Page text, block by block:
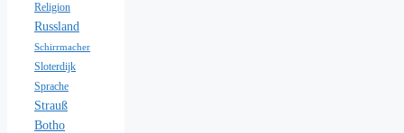
Religion
Russland
Schirrmacher
Sloterdijk
Sprache
Strauß
Botho